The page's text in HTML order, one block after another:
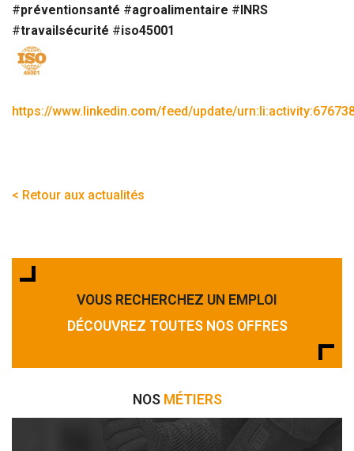
#préventionsanté #agroalimentaire #INRS
#travailsécurité #iso45001
https://www.linkedin.com/feed/update/
< Retour aux actualités
VOUS RECHERCHEZ UN EMPLOI
DÉCOUVREZ TOUTES NOS OFFRES
NOS MÉTIERS